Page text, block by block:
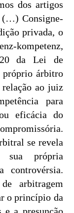
dos artigos
(…) Consigne-
privada, o
kompetenz,
20 da Lei de
próprio árbitro
ao juiz
para
eficácia do
se revela
sua própria
controvérsia.
arbitragem
o princípio da
e a presunção